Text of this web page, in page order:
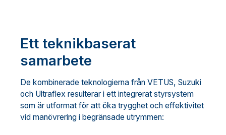
Ett teknikbaserat
samarbete
De kombinerade teknologierna från VETUS, Suzuki
och Ultraflex resulterar i ett integrerat styrsystem
som är utformat för att öka trygghet och effektivitet
vid manövrering i begränsade utrymmen: